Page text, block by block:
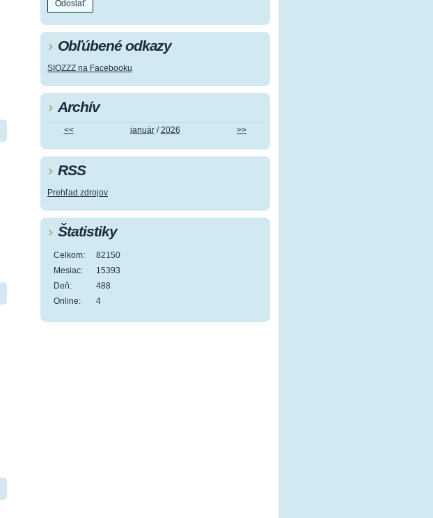
Obľúbené odkazy
SIOZZZ na Facebooku
Archív
<< január/2026 >>
RSS
Prehľad zdrojov
Štatistiky
Online: 4
Celkom:
82150
Mesiac:
15393
Deň:
488